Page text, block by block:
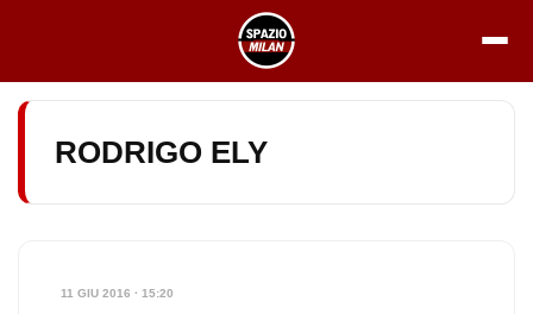
contenuto
RODRIGO ELY
11 GIU 2016 · 15:20